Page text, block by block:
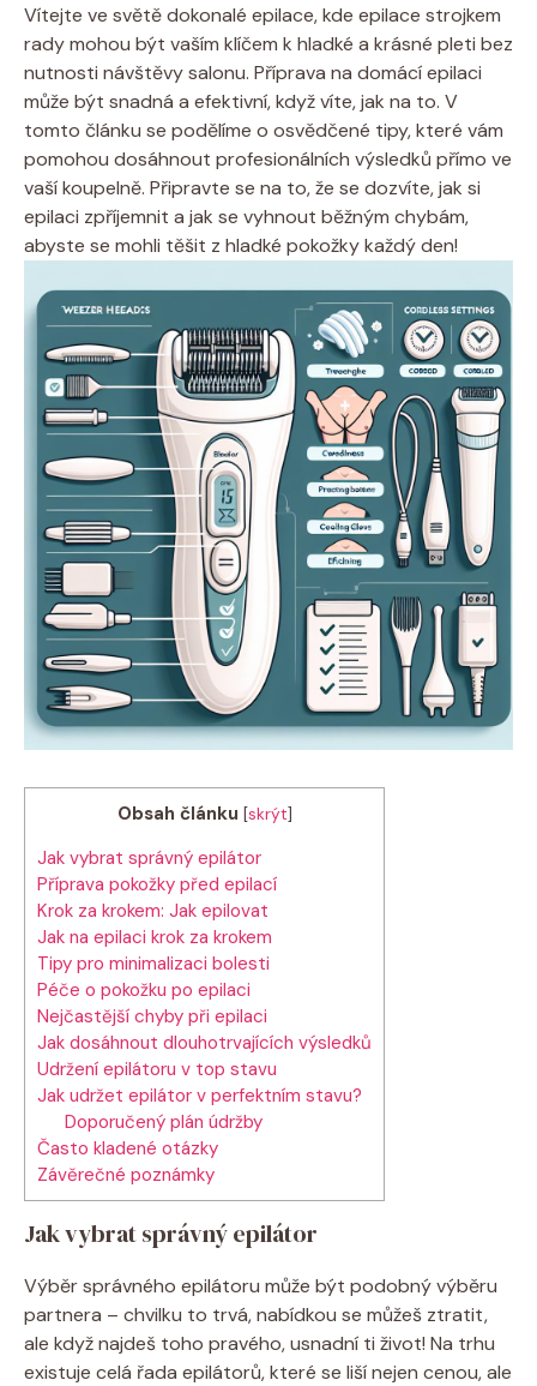
Vítejte ve ‍světě dokonalé​ epilace, kde ⁣epilace strojkem
rady mohou být ‌vaším klíčem k hladké ‍a⁤ krásné pleti bez
nutnosti návštěvy salonu. Příprava​ na domácí epilaci
může být ⁣snadná⁤ a efektivní,⁤ když víte, jak‌ na to. ⁢V
tomto článku‍ se podělíme ⁣o osvědčené tipy, které⁢ vám
pomohou dosáhnout profesionálních​ výsledků‍ přímo ve
⁣vaší koupelně.⁣ Připravte ‍se na to, že ​se ⁢dozvíte, jak‌ si​
epilaci ⁢zpříjemnit a jak se⁣ vyhnout běžným⁣ chybám,
abyste se ⁤mohli‌ těšit z hladké pokožky ‌každý⁢ den!
Obsah článku [skrýt]
Jak vybrat správný ⁤epilátor
Příprava⁤ pokožky před⁢ epilací
Krok ⁢za krokem: Jak ⁤epilovat
Jak ⁣na epilaci krok ⁣za krokem
Tipy pro minimalizaci bolesti
Péče o ⁤pokožku po epilaci
Nejčastější chyby při epilaci
Jak dosáhnout dlouhotrvajících výsledků
Udržení ‍epilátoru v top ⁣stavu
Jak ⁤udržet epilátor v perfektním ⁤stavu?
Doporučený ‌plán ⁢údržby
Často ​kladené⁣ otázky
Závěrečné poznámky
Jak vybrat správný ⁤epilátor
Výběr správného epilátoru může být podobný výběru
partnera – chvilku to ⁣trvá, nabídkou se můžeš‌ ztratit,
⁣ale když ⁢najdeš toho pravého, usnadní ti život! Na ⁤trhu
existuje celá řada epilátorů, které se ‌liší nejen ⁤cenou, ale